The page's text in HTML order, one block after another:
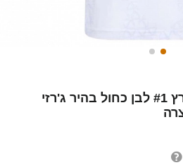
גברים ישראל דניאל פרץ #1 לבן כחול בהיר ג'רזי